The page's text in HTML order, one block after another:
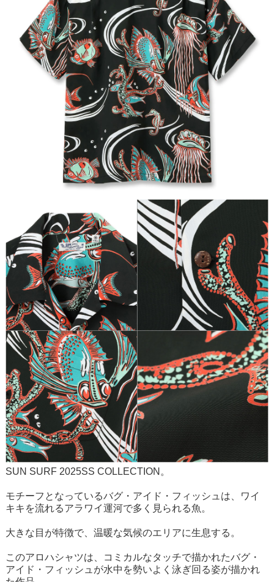
SUN SURF 2025SS COLLECTION。
モチーフとなっているバグ・アイド・フィッシュは、ワイ
キキを流れるアラワイ運河で多く見られる魚。
大きな目が特徴で、温暖な気候のエリアに生息する。
このアロハシャツは、コミカルなタッチで描かれたバグ・
アイド・フィッシュが水中を勢いよく泳ぎ回る姿が描かれ